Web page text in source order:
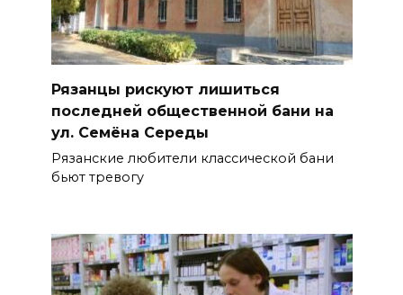
Рязанцы рискуют лишиться
последней общественной бани на
ул. Семёна Середы
Рязанские любители классической бани
бьют тревогу